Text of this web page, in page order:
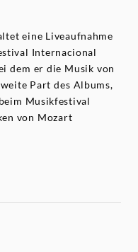
eine Liveaufnahme
Internacional
dem er die Musik von
Part des Albums,
Musikfestival
von Mozart